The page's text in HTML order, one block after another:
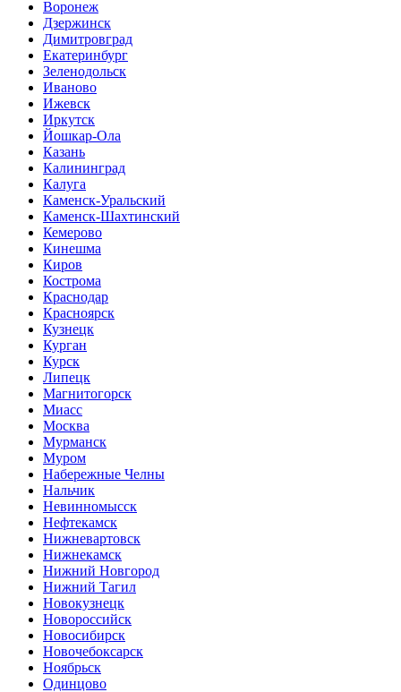
Воронеж
Дзержинск
Димитровград
Екатеринбург
Зеленодольск
Иваново
Ижевск
Иркутск
Йошкар-Ола
Казань
Калининград
Калуга
Каменск-Уральский
Каменск-Шахтинский
Кемерово
Кинешма
Киров
Кострома
Краснодар
Красноярск
Кузнецк
Курган
Курск
Липецк
Магнитогорск
Миасс
Москва
Мурманск
Муром
Набережные Челны
Нальчик
Невинномысск
Нефтекамск
Нижневартовск
Нижнекамск
Нижний Новгород
Нижний Тагил
Новокузнецк
Новороссийск
Новосибирск
Новочебоксарск
Ноябрьск
Одинцово